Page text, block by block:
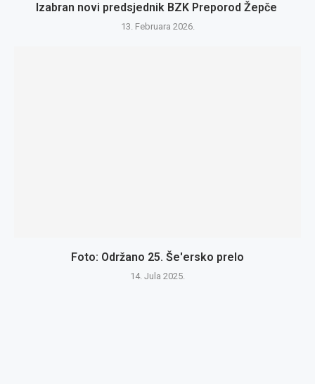
Izabran novi predsjednik BZK Preporod Žepče
13. Februara 2026.
Foto: Održano 25. Še'ersko prelo
14. Jula 2025.